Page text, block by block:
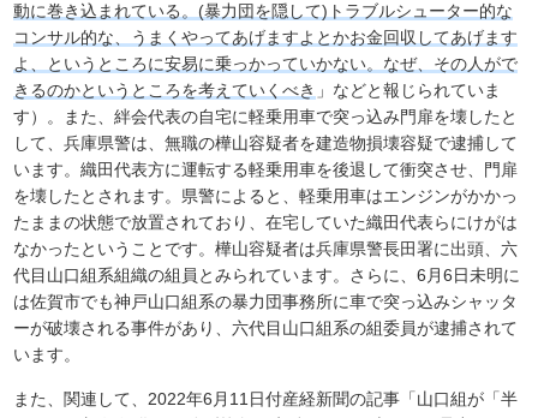
動に巻き込まれている。(暴力団を隠して)トラブルシューター的な
コンサル的な、うまくやってあげますよとかお金回収してあげます
よ、というところに安易に乗っかっていかない。なぜ、その人がで
きるのかというところを考えていくべき 」などと報じられていま
す）。また、絆会代表の自宅に軽乗用車で突っ込み門扉を壊したと
して、兵庫県警は、無職の樺山容疑者を建造物損壊容疑で逮捕して
います。織田代表方に運転する軽乗用車を後退して衝突させ、門扉
を壊したとされます。県警によると、軽乗用車はエンジンがかかっ
たままの状態で放置されており、在宅していた織田代表らにけがは
なかったということです。樺山容疑者は兵庫県警長田署に出頭、六
代目山口組系組織の組員とみられています。さらに、6月6日未明に
は佐賀市でも神戸山口組系の暴力団事務所に車で突っ込みシャッタ
ーが破壊される事件があり、六代目山口組系の組委員が逮捕されて
います。
また、関連して、2022年6月11日付産経新聞の記事「山口組が「半